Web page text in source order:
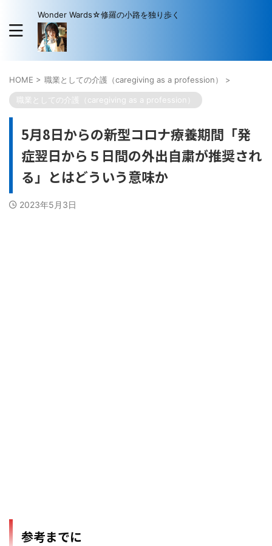
Wonder Wards☆修羅の小路を独り歩く
HOME > 職業としての介護（caregiving as a profession） >
職業としての介護（caregiving as a profession）
5月8日からの新型コロナ療養期間「発
症翌日から５日間の外出自粛が推奨され
る」とはどういう意味か
2023年5月3日
参考までに